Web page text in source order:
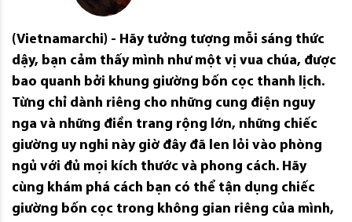
(Vietnamarchi) - Hãy tưởng tượng mỗi sáng thức
dậy, bạn cảm thấy mình như một vị vua chúa, được
bao quanh bởi khung giường bốn cọc thanh lịch.
Từng chỉ dành riêng cho những cung điện nguy
nga và những điền trang rộng lớn, những chiếc
giường uy nghi này giờ đây đã len lỏi vào phòng
ngủ với đủ mọi kích thước và phong cách. Hãy
cùng khám phá cách bạn có thể tận dụng chiếc
giường bốn cọc trong không gian riêng của mình,